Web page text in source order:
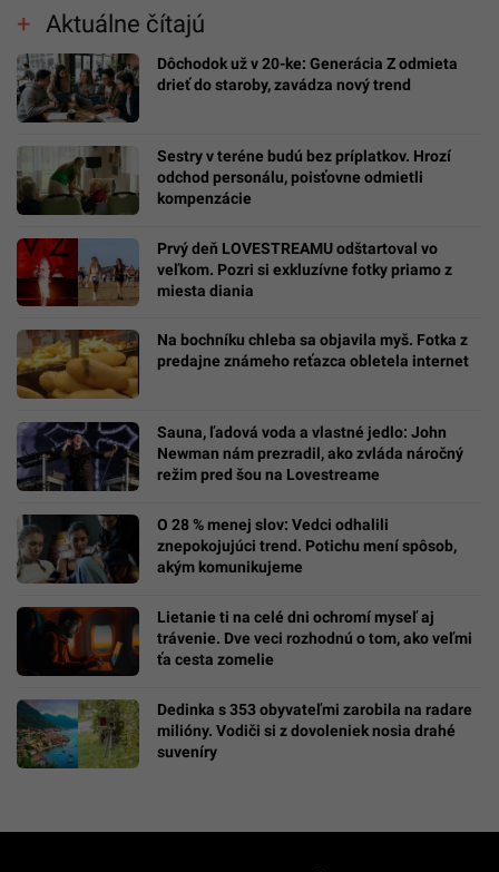
Aktuálne čítajú
Dôchodok už v 20-ke: Generácia Z odmieta
drieť do staroby, zavádza nový trend
Sestry v teréne budú bez príplatkov. Hrozí
odchod personálu, poisťovne odmietli
kompenzácie
Prvý deň LOVESTREAMU odštartoval vo
veľkom. Pozri si exkluzívne fotky priamo z
miesta diania
Na bochníku chleba sa objavila myš. Fotka z
predajne známeho reťazca obletela internet
Sauna, ľadová voda a vlastné jedlo: John
Newman nám prezradil, ako zvláda náročný
režim pred šou na Lovestreame
O 28 % menej slov: Vedci odhalili
znepokojujúci trend. Potichu mení spôsob,
akým komunikujeme
Lietanie ti na celé dni ochromí myseľ aj
trávenie. Dve veci rozhodnú o tom, ako veľmi
ťa cesta zomelie
Dedinka s 353 obyvateľmi zarobila na radare
milióny. Vodiči si z dovoleniek nosia drahé
suveníry